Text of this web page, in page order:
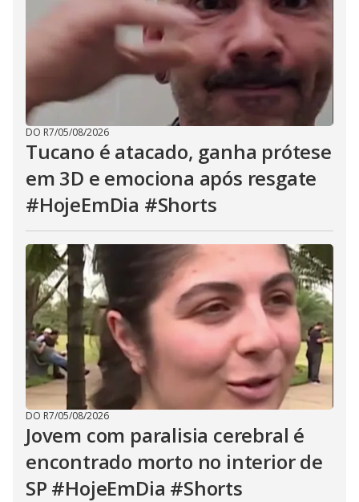
DO R7/05/08/2026
Tucano é atacado, ganha prótese
em 3D e emociona após resgate
#HojeEmDia #Shorts
DO R7/05/08/2026
Jovem com paralisia cerebral é
encontrado morto no interior de
SP #HojeEmDia #Shorts